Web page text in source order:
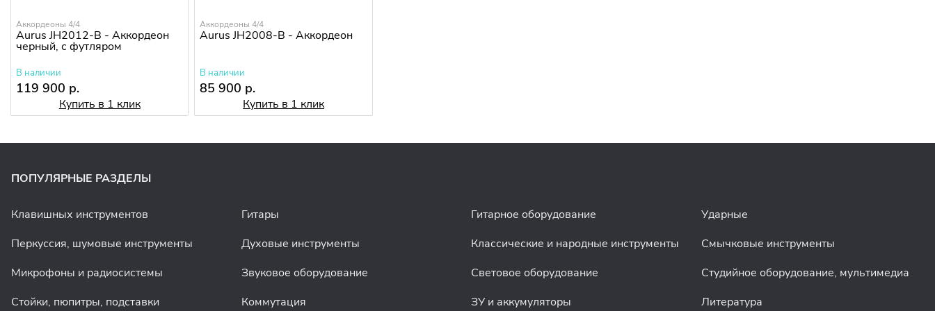
Аккордеоны 4/4
Aurus JH2012-B - Аккордеон
черный, с футляром
В наличии
119 900 р.
Купить в 1 клик
Аккордеоны 4/4
Aurus JH2008-B - Аккордеон
В наличии
85 900 р.
Купить в 1 клик
ПОПУЛЯРНЫЕ РАЗДЕЛЫ
Клавишных инструментов Гитары Гитарное оборудование
Ударные
Перкуссия, шумовые инструменты
Духовые инструменты Классические и народные инструменты
Смычковые инструменты
Микрофоны и радиосистемы
Звуковое оборудование Световое оборудование
Студийное оборудование, мультимедиа
Стойки, пюпитры, подставки
Коммутация ЗУ и аккумуляторы Литература